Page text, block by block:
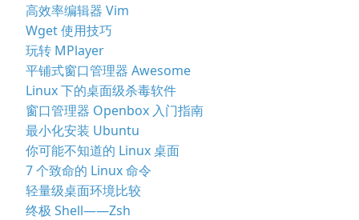
高效率编辑器 Vim
Wget 使用技巧
玩转 MPlayer
平铺式窗口管理器 Awesome
Linux 下的桌面级杀毒软件
窗口管理器 Openbox 入门指南
最小化安装 Ubuntu
你可能不知道的 Linux 桌面
7 个致命的 Linux 命令
轻量级桌面环境比较
终极 Shell——Zsh